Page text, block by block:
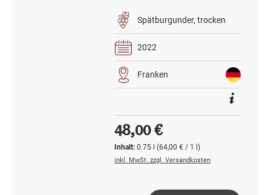
Spätburgunder trocken
2022
Franken
Inhalt:0.75 l(64,00 € / 1 l)
Regulärer Preis:
48,00 €
inkl. MwSt. zzgl. Versandkosten